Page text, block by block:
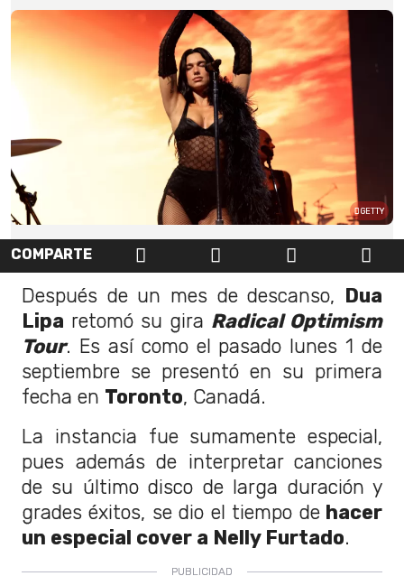
GETTY
COMPARTE
Después de un mes de descanso, Dua
Lipa retomó su gira Radical Optimism
Tour. Es así como el pasado lunes 1 de
septiembre se presentó en su primera
fecha en Toronto, Canadá.
La instancia fue sumamente especial,
pues además de interpretar canciones
de su último disco de larga duración y
grades éxitos, se dio el tiempo dehacer
un especial cover a Nelly Furtado.